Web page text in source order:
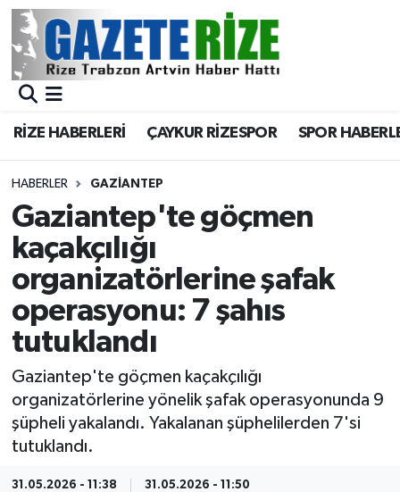
RİZE HABERLERİ ÇAYKUR RİZESPOR SPOR
HABERLER GAZIANTEP
Gaziantep'te göçmen
kaçakçılığı
organizatörlerine şafak
operasyonu: 7 şahıs
tutuklandı
Gaziantep'te göçmen kaçakçılığı
organizatörlerine yönelik şafak operasyonunda 9
şüpheli yakalandı. Yakalanan şüphelilerden 7'si
tutuklandı.
31.05.2026 - 11:38 31.05.2026 - 11:50
BÖLGEMİZ
Asayiş
Rize Jandarma Komutanlığı
Bilim Teknoloji
Bölge
Advertising news
Canlı Maç
ÇEVRE
Dış Haberler
Merkez Nöbetçi Eczaneler
Merkez Trafik Yoğunluk Haritası
Süper Lig Puan Durumu ve Fikstür
Tüm Manşetler
Son Dakika Haberleri
Haber Arşivi